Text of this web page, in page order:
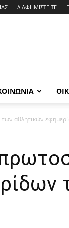
ΔΙΑΦΗΜΙΣΤΕΙΤΕ
αθλητικών